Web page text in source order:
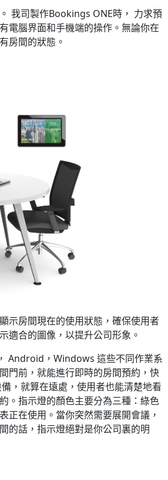
我司製作Bookings ONE時， 力求預
電腦界面和手機端的操作。無論你在
房間的狀態。
示房間現在的使用狀態，確保使用者
適合的圖像，以提升公司形象。
Android，Windows 這些不同作業系
門前，就能進行即時的房間預約，快
，就算在遠處，使用者也能清楚地看
。指示燈的顏色主要分為三種：綠色
正在使用。當你突然需要展開會議，
的話，指示燈絕對是你公司裏的明